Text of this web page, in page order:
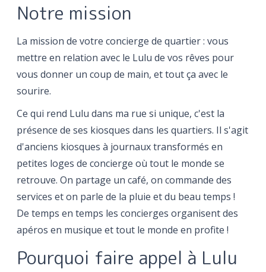
Notre mission
La mission de votre concierge de quartier : vous
mettre en relation avec le Lulu de vos rêves pour
vous donner un coup de main, et tout ça avec le
sourire.
Ce qui rend Lulu dans ma rue si unique, c'est la
présence de ses kiosques dans les quartiers. Il s'agit
d'anciens kiosques à journaux transformés en
petites loges de concierge où tout le monde se
retrouve. On partage un café, on commande des
services et on parle de la pluie et du beau temps !
De temps en temps les concierges organisent des
apéros en musique et tout le monde en profite !
Pourquoi faire appel à Lulu